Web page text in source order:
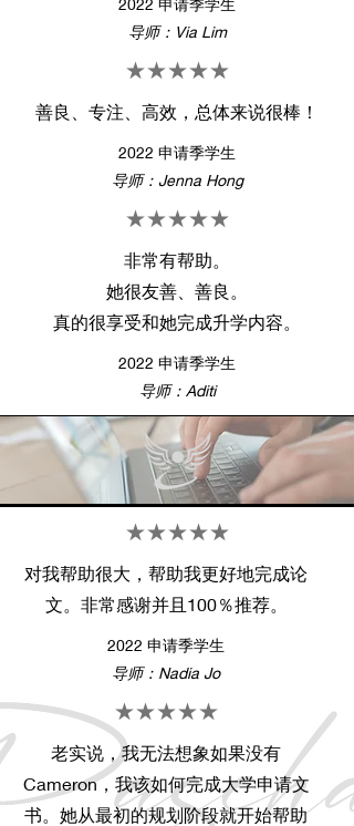
2022 申请季学生
导师：Via Lim
★★★★★
善良、专注、高效，总体来说很棒！
2022 申请季学生
导师：Jenna Hong
★★★★★
非常有帮助。
她很友善、善良。
真的很享受和她完成升学内容。
2022 申请季学生
导师：Aditi
★★★★★
对我帮助很大，帮助我更好地完成论
文。非常感谢并且100％推荐。
2022 申请季学生
导师：Nadia Jo
★★★★★
老实说，我无法想象如果没有
Cameron，我该如何完成大学申请文
书。她从最初的规划阶段就开始帮助